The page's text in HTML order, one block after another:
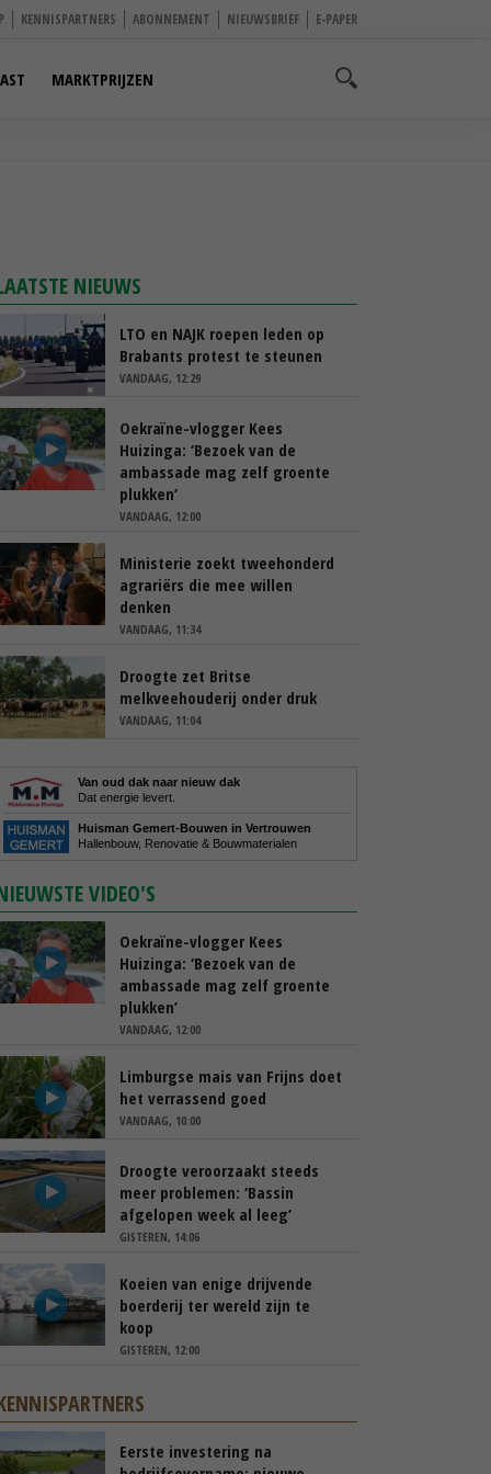
KENNISPARTNERS ABONNEMENT NIEUWSBRIEF E-PAPER
MARKTPRIJZEN
NIEUWS
LTO en NAJK roepen leden op
Brabants protest te steunen
VANDAAG, 12:29
Oekraïne-vlogger Kees
Huizinga: ‘Bezoek van de
ambassade mag zelf groente
plukken’
VANDAAG, 12:00
Ministerie zoekt tweehonderd
agrariërs die mee willen
denken
VANDAAG, 11:34
Droogte zet Britse
melkveehouderij onder druk
VANDAAG, 11:04
Van oud dak naar nieuw dak
Dat energie levert.
Huisman Gemert-Bouwen in Vertrouwen
Hallenbouw, Renovatie & Bouwmaterialen
VIDEO'S
Oekraïne-vlogger Kees
Huizinga: ‘Bezoek van de
ambassade mag zelf groente
plukken’
VANDAAG, 12:00
Limburgse mais van Frijns doet
het verrassend goed
VANDAAG, 10:00
Droogte veroorzaakt steeds
meer problemen: ‘Bassin
afgelopen week al leeg’
GISTEREN, 14:06
Koeien van enige drijvende
boerderij ter wereld zijn te
koop
GISTEREN, 12:00
Eerste investering na